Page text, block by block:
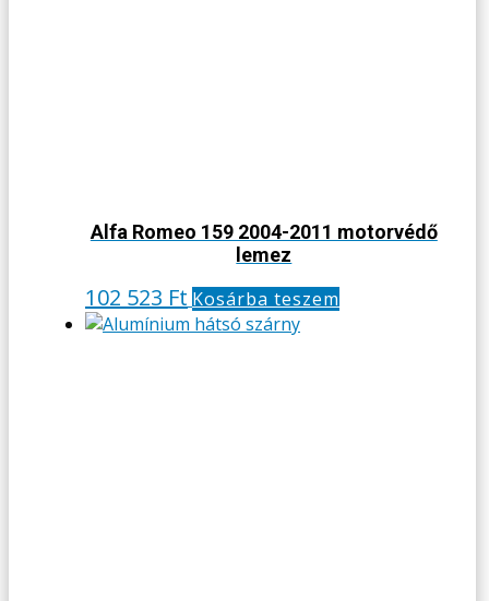
Alfa Romeo 159 2004-2011 motorvédő
lemez
102 523 Ft Kosárba teszem